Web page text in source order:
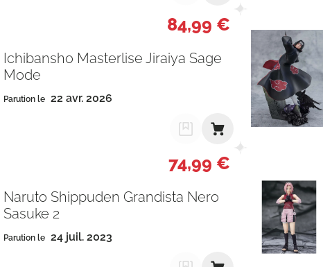
84,99 €
Ichibansho Masterlise Jiraiya Sage
Mode
Parution le 22 avr. 2026
74,99 €
Naruto Shippuden Grandista Nero
Sasuke 2
Parution le 24 juil. 2023